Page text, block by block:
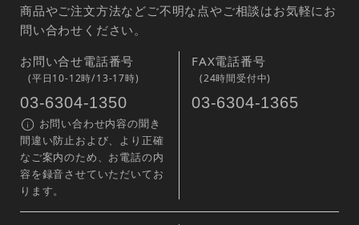
商品やご注文方法などご不明な点やご相談はお気軽にお
問い合わせください。
お問い合せ電話番号
(平日10-12時/13-17時)
03-6304-1350
お問い合わせ内容の聞き
間違い防止および、より正確
なご案内のため、お電話の内
容を録音させていただいてお
ります。
FAX電話番号
(24時間受付中)
03-6304-1365